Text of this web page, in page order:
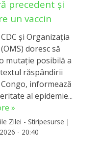
precedent și
un vaccin
şi Organizaţia
doresc să
mutaţie posibilă a
răspândirii
informează
al epidemie...
»
Zilei - Stiripesurse |
- 20:40